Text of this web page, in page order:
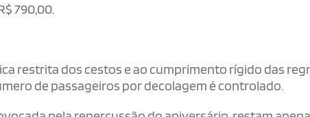
790,00.
restrita dos cestos e ao cumprimento rígido das
de passageiros por decolagem é controlado.